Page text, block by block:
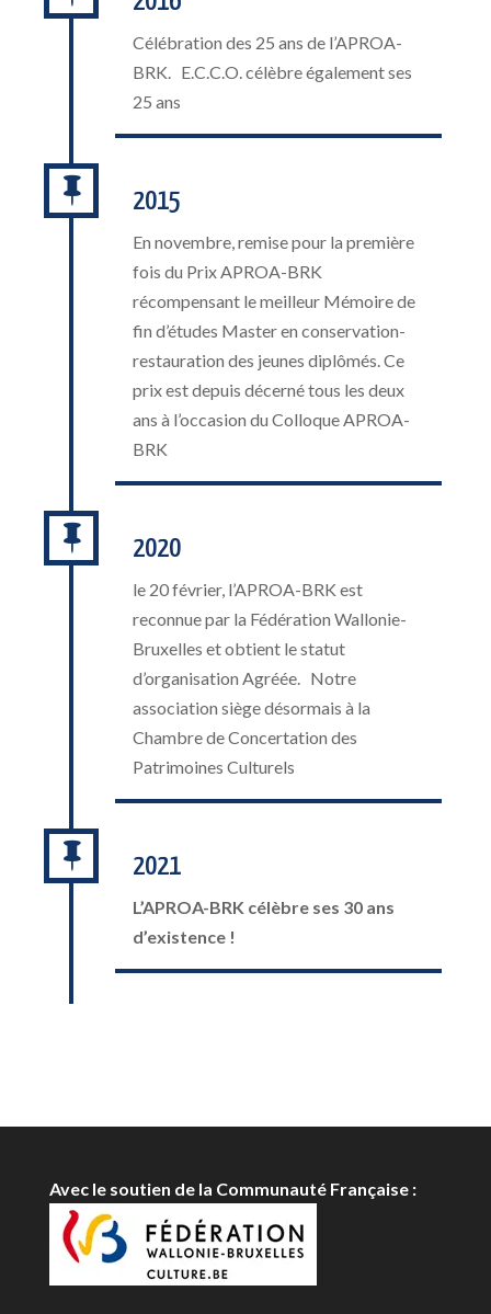
Célébration des 25 ans de l’APROA-
BRK. E.C.C.O. célèbre également ses
25 ans
 2015
En novembre, remise pour la première
fois du Prix APROA-BRK
récompensant le meilleur Mémoire de
fin d’études Master en conservation-
restauration des jeunes diplômés. Ce
prix est depuis décerné tous les deux
ans à l’occasion du Colloque APROA-
BRK
 2020
le 20 février, l’APROA-BRK est
reconnue par la Fédération Wallonie-
Bruxelles et obtient le statut
d’organisation Agréée. Notre
association siège désormais à la
Chambre de Concertation des
Patrimoines Culturels
 2021
L’APROA-BRK célèbre ses 30 ans
d’existence !
Avec le soutien de la Communauté Française :